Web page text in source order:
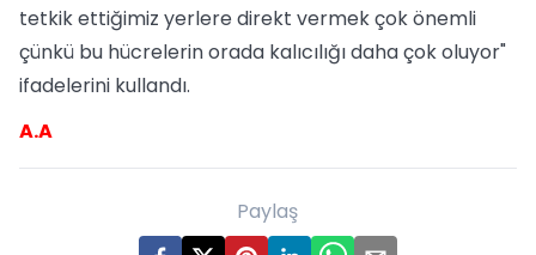
tetkik ettiğimiz yerlere direkt vermek çok önemli
çünkü bu hücrelerin orada kalıcılığı daha çok oluyor"
ifadelerini kullandı.
A.A
Paylaş